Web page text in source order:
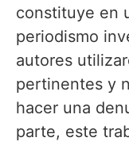
constituye en
periodismo
autores
pertinentes y
hacer una
parte, este